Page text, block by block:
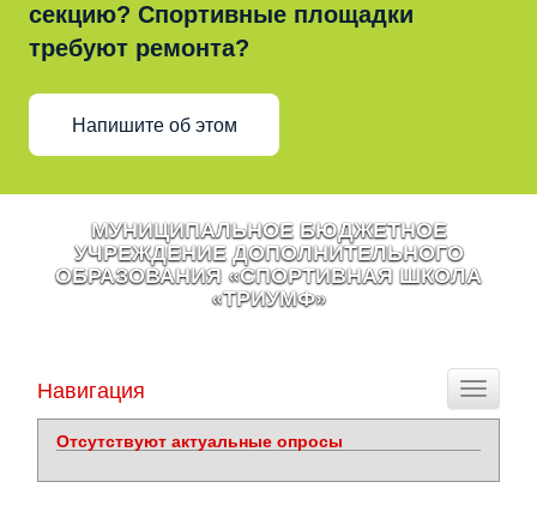
секцию? Спортивные площадки
требуют ремонта?
Напишите об этом
МУНИЦИПАЛЬНОЕ БЮДЖЕТНОЕ
УЧРЕЖДЕНИЕ ДОПОЛНИТЕЛЬНОГО
ОБРАЗОВАНИЯ «СПОРТИВНАЯ ШКОЛА
«ТРИУМФ»
Toggle
Навигация
Отсутствуют актуальные опросы